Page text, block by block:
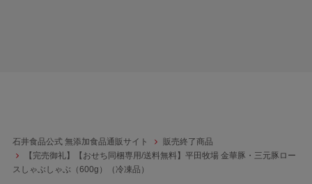
石井食品公式 無添加食品通販サイト
販売終了商品
【完売御礼】【おせち同梱専用/送料無料】平田牧場 金華豚・三元豚ロー
スしゃぶしゃぶ（600g）（冷凍品）